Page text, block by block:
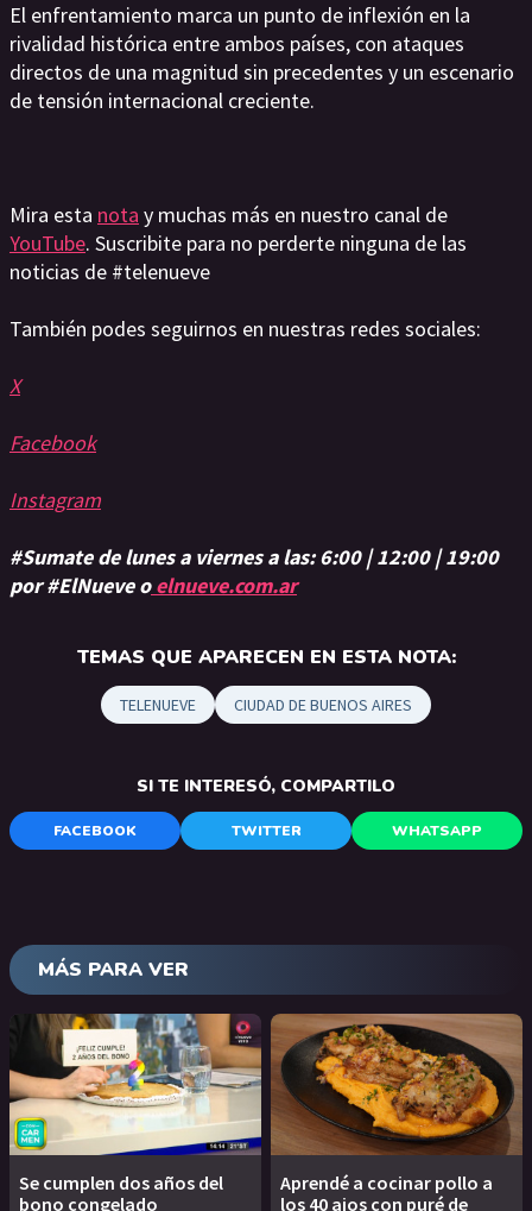
El enfrentamiento marca un punto de inflexión en la
rivalidad histórica entre ambos países, con ataques
directos de una magnitud sin precedentes y un escenario
de tensión internacional creciente.
Mira esta nota y muchas más en nuestro canal de
YouTube. Suscribite para no perderte ninguna de las
noticias de #telenueve
También podes seguirnos en nuestras redes sociales:
X
Facebook
Instagram
#Sumate de lunes a viernes a las: 6:00 | 12:00 | 19:00
por #ElNueve o elnueve.com.ar
TEMAS QUE APARECEN EN ESTA NOTA:
TELENUEVE CIUDAD DE BUENOS AIRES
SI TE INTERESÓ, COMPARTILO
FACEBOOK TWITTER WHATSAPP
MÁS PARA VER
Se cumplen dos años del
bono congelado
Aprendé a cocinar pollo a
los 40 ajos con puré de